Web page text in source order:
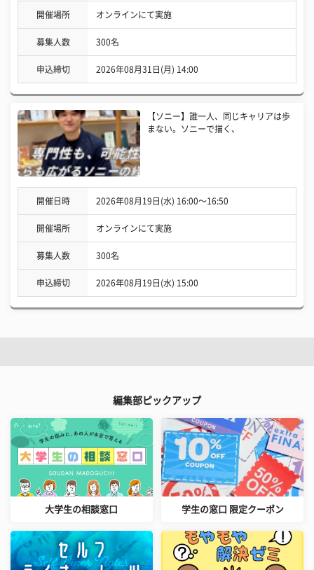
開催場所 オンラインにて実施
募集人数 300名
申込締切 2026年08月31日(月) 14:00
【ソニー】誰一人、同じキャリアは歩
まない。ソニーで描く、
開催日時 2026年08月19日(水) 16:00〜16:50
開催場所 オンラインにて実施
募集人数 300名
申込締切 2026年08月19日(水) 15:00
編集部ピックアップ
大学生の相談窓口 学生の窓口 限定クーポン